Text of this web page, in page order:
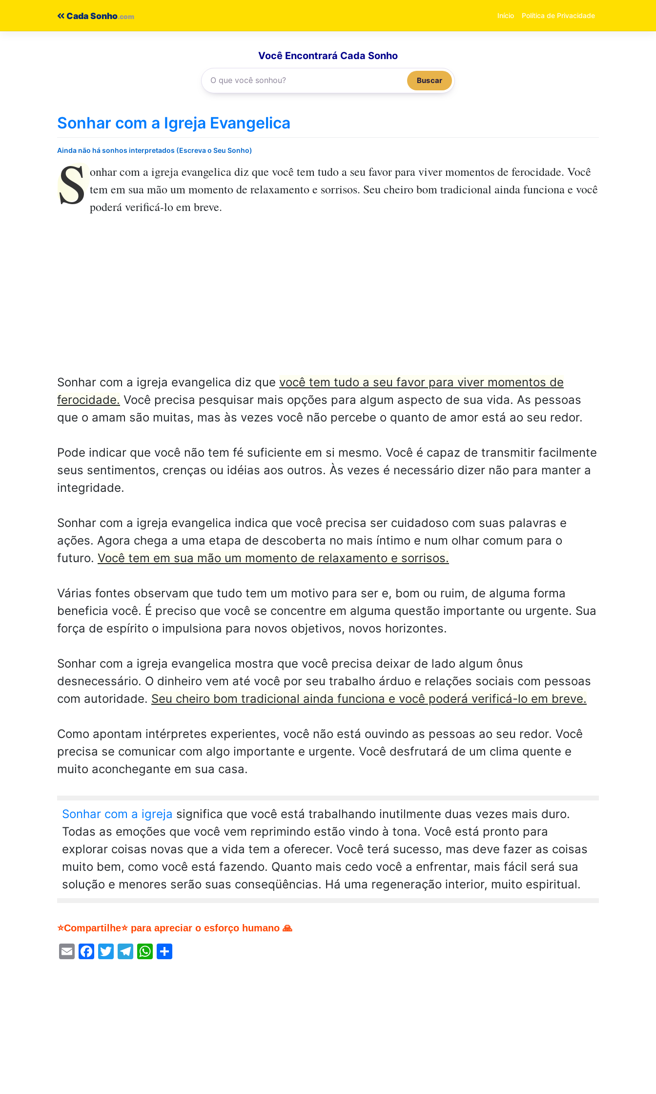
Cada Sonho Início Política de Privacidade
Você Encontrará Cada Sonho
Buscar
Sonhar com a Igreja Evangelica
Ainda não há sonhos interpretados (Escreva o Seu Sonho)
S onhar com a igreja evangelicadiz que você tem tudo a seu favor para viver momentos de ferocidade. Você
tem em sua mão um momento de relaxamento e sorrisos. Seu cheiro bom tradicional ainda funciona e você
poderá verificá-lo em breve.
Sonhar com a igreja evangelica diz que você tem tudo a seu favor para viver momentos de
ferocidade. Você precisa pesquisar mais opções para algum aspecto de sua vida. As pessoas
que o amam são muitas, mas às vezes você não percebe o quanto de amor está ao seu redor.
Pode indicar que você não tem fé suficiente em si mesmo. Você é capaz de transmitir facilmente
seus sentimentos, crenças ou idéias aos outros. Às vezes é necessário dizer não para manter a
integridade.
Sonhar com a igreja evangelica indica que você precisa ser cuidadoso com suas palavras e
ações. Agora chega a uma etapa de descoberta no mais íntimo e num olhar comum para o
futuro. Você tem em sua mão um momento de relaxamento e sorrisos.
Várias fontes observam que tudo tem um motivo para ser e, bom ou ruim, de alguma forma
beneficia você. É preciso que você se concentre em alguma questão importante ou urgente. Sua
força de espírito o impulsiona para novos objetivos, novos horizontes.
Sonhar com a igreja evangelica mostra que você precisa deixar de lado algum ônus
desnecessário. O dinheiro vem até você por seu trabalho árduo e relações sociais com pessoas
com autoridade. Seu cheiro bom tradicional ainda funciona e você poderá verificá-lo em breve.
Como apontam intérpretes experientes, você não está ouvindo as pessoas ao seu redor. Você
precisa se comunicar com algo importante e urgente. Você desfrutará de um clima quente e
muito aconchegante em sua casa.
Sonhar com a igreja significa que você está trabalhando inutilmente duas vezes mais duro.
Todas as emoções que você vem reprimindo estão vindo à tona. Você está pronto para
explorar coisas novas que a vida tem a oferecer. Você terá sucesso, mas deve fazer as coisas
muito bem, como você está fazendo. Quanto mais cedo você a enfrentar, mais fácil será sua
solução e menores serão suas conseqüências. Há uma regeneração interior, muito espiritual.
⭐Compartilhe⭐ para apreciar o esforço humano 🙏
EmailFacebook
Twitter
Telegram
WhatsApp